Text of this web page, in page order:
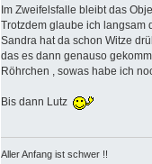
Im Zweifelsfalle bleibt das
Trotzdem glaube ich langsam
Sandra hat da schon Witze
das es dann genauso
Röhrchen , sowas habe ich
Bis dann Lutz
Aller Anfang ist schwer !!